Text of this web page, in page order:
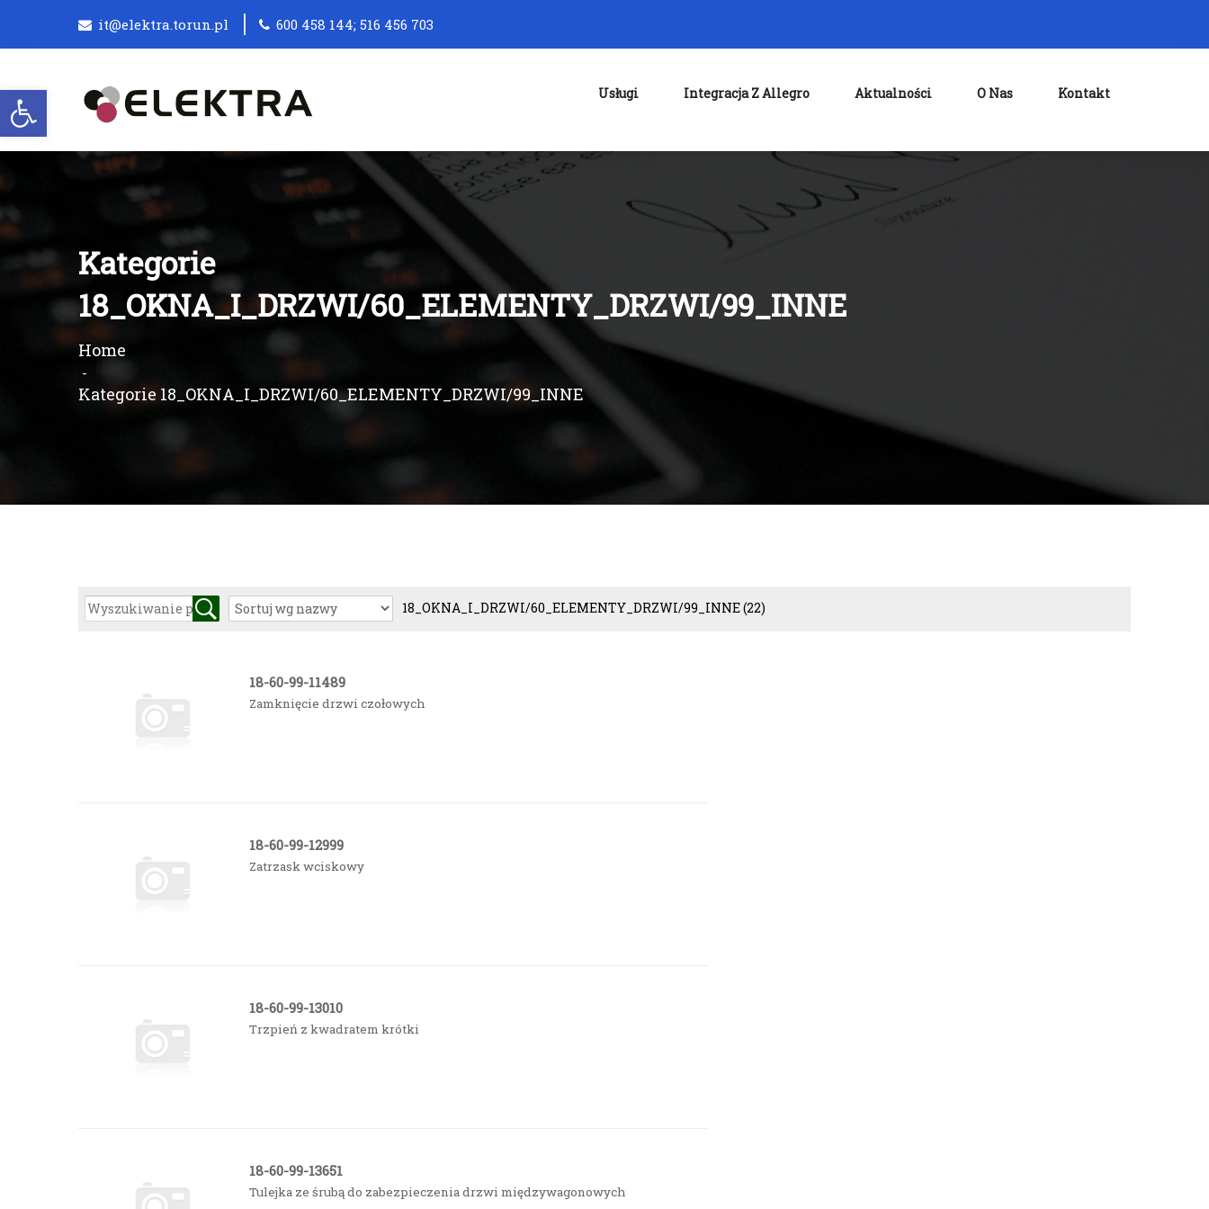
Otwórz pasek narzędzi
it@elektra.torun.pl 600 458 144; 516 456 703
Usługi Integracja Z Allegro Aktualności O Nas Kontakt
Kategorie
18_OKNA_I_DRZWI/60_ELEMENTY_DRZWI/99_INNE
Home
Kategorie 18_OKNA_I_DRZWI/60_ELEMENTY_DRZWI/99_INNE
18_OKNA_I_DRZWI/60_ELEMENTY_DRZWI/99_INNE(22)
18-60-99-11489
Zamknięcie drzwi czołowych
18-60-99-12999
Zatrzask wciskowy
18-60-99-13010
Trzpień z kwadratem krótki
18-60-99-13651
Tulejka ze śrubą do zabezpieczenia drzwi międzywagonowych